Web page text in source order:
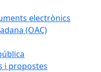
electrònics
(OAC)
i propostes